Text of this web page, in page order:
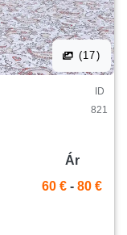
(17)
ID
821
Ár
60 € - 80 €